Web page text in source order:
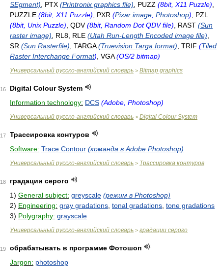
SEgment) , PTX (Printronix graphics file) , PUZZ (8bit, X11 Puzzle)
PUZZLE (8bit, X11 Puzzle) , PXR (Pixar image Photoshop) , PZL
(8bit, Unix Puzzle) , QDV(8bit, Random Dot QDV file) , RAST (Sun
raster image) , RL8, RLE (Utah Run-Length Encoded image file)
SR (Sun Rasterfile) , TARGA(Truevision Targa format) , TRIF (Tiled
Raster Interchange Format) , VGA(OS/2 bitmap)
Универсальный русско-английский словарь > Bitmap graphics
16
Digital Colour System
Information technology: DCS (Adobe, Photoshop)
Универсальный русско-английский словарь > Digital Colour System
17
Трассировка контуров
Software: Trace Contour (команда в Adobe Photoshop)
Универсальный русско-английский словарь > Трассировка контуров
18
градации серого
1) General subject: greyscale (режим в Photoshop)
2) Engineering: gray gradations tonal gradations tone gradations
3) Polygraphy: grayscale
Универсальный русско-английский словарь > градации серого
19
обрабатывать в программе Фотошоп
Jargon: photoshop